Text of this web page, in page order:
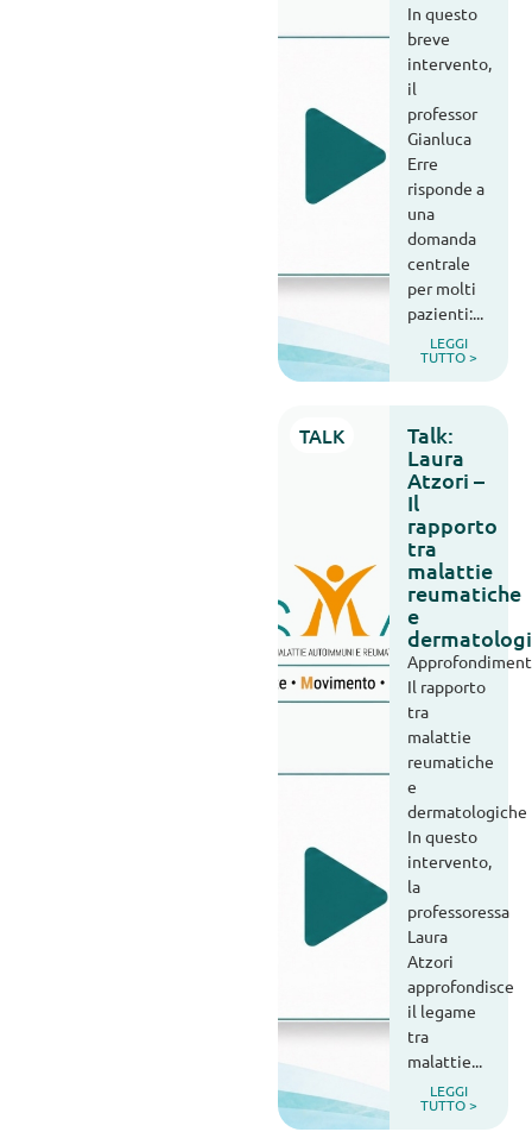
In questo
breve
intervento,
il
professor
Gianluca
Erre
risponde a
una
domanda
centrale
per molti
pazienti:...
LEGGI
TUTTO >
TALK
Talk:
Laura
Atzori –
Il
rapporto
tra
malattie
reumatiche
e
Il rapporto
tra
malattie
reumatiche
e
dermatologiche
In questo
intervento,
la
professoressa
Laura
Atzori
approfondisce
il legame
tra
malattie...
LEGGI
TUTTO >